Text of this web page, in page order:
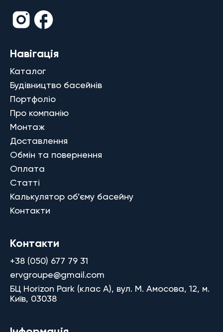
Навігація
Каталог
Будівництво басейнів
Портфоліо
Про компанію
Монтаж
Доставлення
Обмін та повернення
Оплата
Статті
Калькулятор об’єму басейну
Контакти
Контакти
+38 (050) 677 79 31
ervgroupe@gmail.com
БЦ Horizon Park (клас A), вул. М. Амосова, 12, м.
Київ, 03038